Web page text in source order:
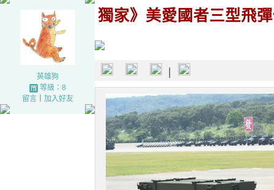
英雄狗
等級：8
留言｜ 加入好友
獨家》美愛國者三型飛